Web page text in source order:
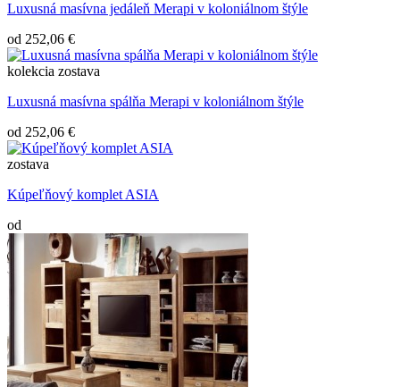
Luxusná masívna jedáleň Merapi v koloniálnom štýle
od 252,06 €
kolekcia zostava
Luxusná masívna spálňa Merapi v koloniálnom štýle
od 252,06 €
zostava
Kúpeľňový komplet ASIA
od